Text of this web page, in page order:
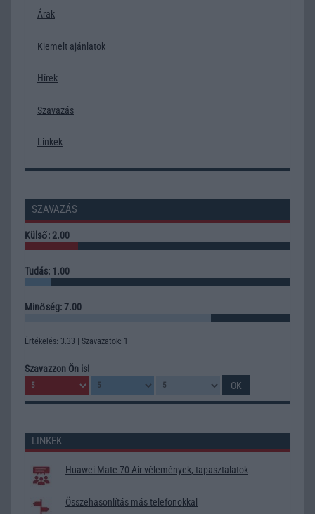
Árak
Kiemelt ajánlatok
Hírek
Szavazás
Linkek
SZAVAZÁS
Külső: 2.00
Tudás: 1.00
Minőség: 7.00
Értékelés: 3.33 | Szavazatok: 1
Szavazzon Ön is!
LINKEK
Huawei Mate 70 Air vélemények, tapasztalatok
Összehasonlítás más telefonokkal